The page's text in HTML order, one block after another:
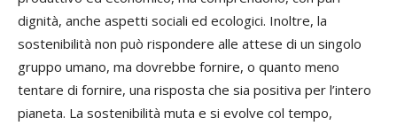
dignità, anche aspetti sociali ed ecologici. Inoltre, la
sostenibilità non può rispondere alle attese di un singolo
gruppo umano, ma dovrebbe fornire, o quanto meno
tentare di fornire, una risposta che sia positiva per l’intero
pianeta. La sostenibilità muta e si evolve col tempo,